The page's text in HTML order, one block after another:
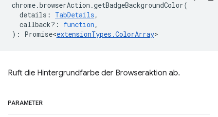
chrome.browserAction .getBadgeBackgroundColor(
details : TabDetails,
callback? : function,
) : Promise<extensionTypes .ColorArray>
Ruft die Hintergrundfarbe der Browseraktion ab.
PARAMETER